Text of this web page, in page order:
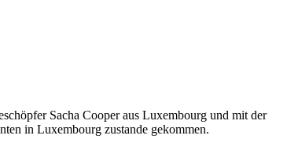
Sacha Cooper aus Luxembourg und mit der
in Luxembourg zustande gekommen.